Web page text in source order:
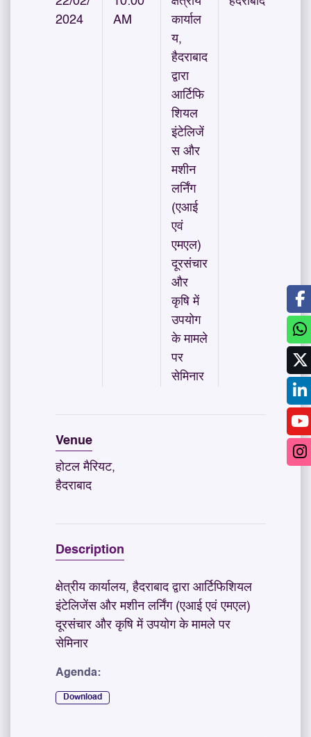
2024
AM
कार्याल
य,
हैदराबाद
द्वारा
आर्टिफि
शियल
इंटेलिजें
स और
मशीन
लर्निंग
(एआई
एवं
एमएल)
दूरसंचार
और
कृषि में
उपयोग
के मामले
पर
सेमिनार
Venue
होटल मैरियट,
हैदराबाद
Description
क्षेत्रीय कार्यालय, हैदराबाद द्वारा आर्टिफिशियल
इंटेलिजेंस और मशीन लर्निंग (एआई एवं एमएल)
दूरसंचार और कृषि में उपयोग के मामले पर
सेमिनार
Agenda:
Download